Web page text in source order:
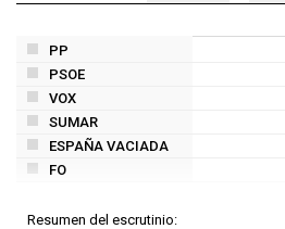
PP
PSOE
VOX
SUMAR
ESPAÑA VACIADA
FO
Resumen del escrutinio: